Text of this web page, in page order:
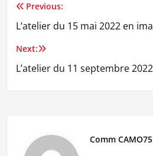
Navigation
de
l’article
Previous:
L’atelier du 15 mai 2022 en
Next:
L’atelier du 11 septembre
Comm CAMO75